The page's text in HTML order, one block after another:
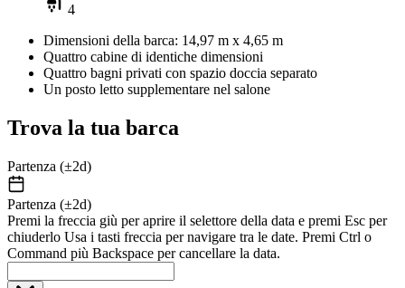
4
Dimensioni della barca: 14,97 m x 4,65 m
Quattro cabine di identiche dimensioni
Quattro bagni privati con spazio doccia separato
Un posto letto supplementare nel salone
Trova la tua barca
Partenza (±2d)
Partenza (±2d)
Premi la freccia giù per aprire il selettore della data e premi Esc per
chiuderlo Usa i tasti freccia per navigare tra le date. Premi Ctrl o
Command più Backspace per cancellare la data.